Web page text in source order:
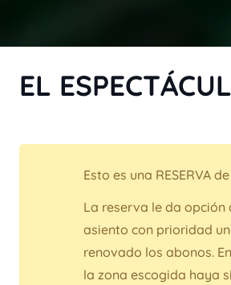
EL
Esto es una RESERVA
La reserva le da opción
asiento con prioridad
renovado los abonos.
la zona escogida haya